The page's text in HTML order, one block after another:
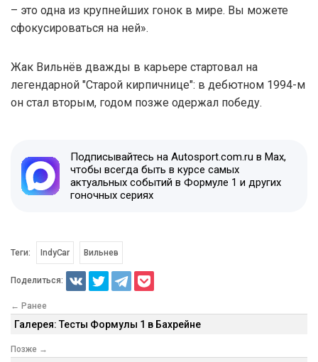
– это одна из крупнейших гонок в мире. Вы можете
сфокусироваться на ней».
Жак Вильнёв дважды в карьере стартовал на
легендарной "Старой кирпичнице": в дебютном 1994-м
он стал вторым, годом позже одержал победу.
Подписывайтесь на Autosport.com.ru в Max,
чтобы всегда быть в курсе самых
актуальных событий в Формуле 1 и других
гоночных сериях
Теги: IndyCar Вильнев
Поделиться:
← Ранее
Галерея: Тесты Формулы 1 в Бахрейне
Позже →